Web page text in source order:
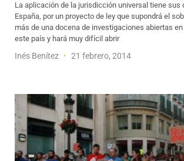
La aplicación de la jurisdicción universal tiene sus
España, por un proyecto de ley que supondrá el
más de una docena de investigaciones abiertas
este país y hará muy difícil abrir
Inés Benítez 21 febrero, 2014